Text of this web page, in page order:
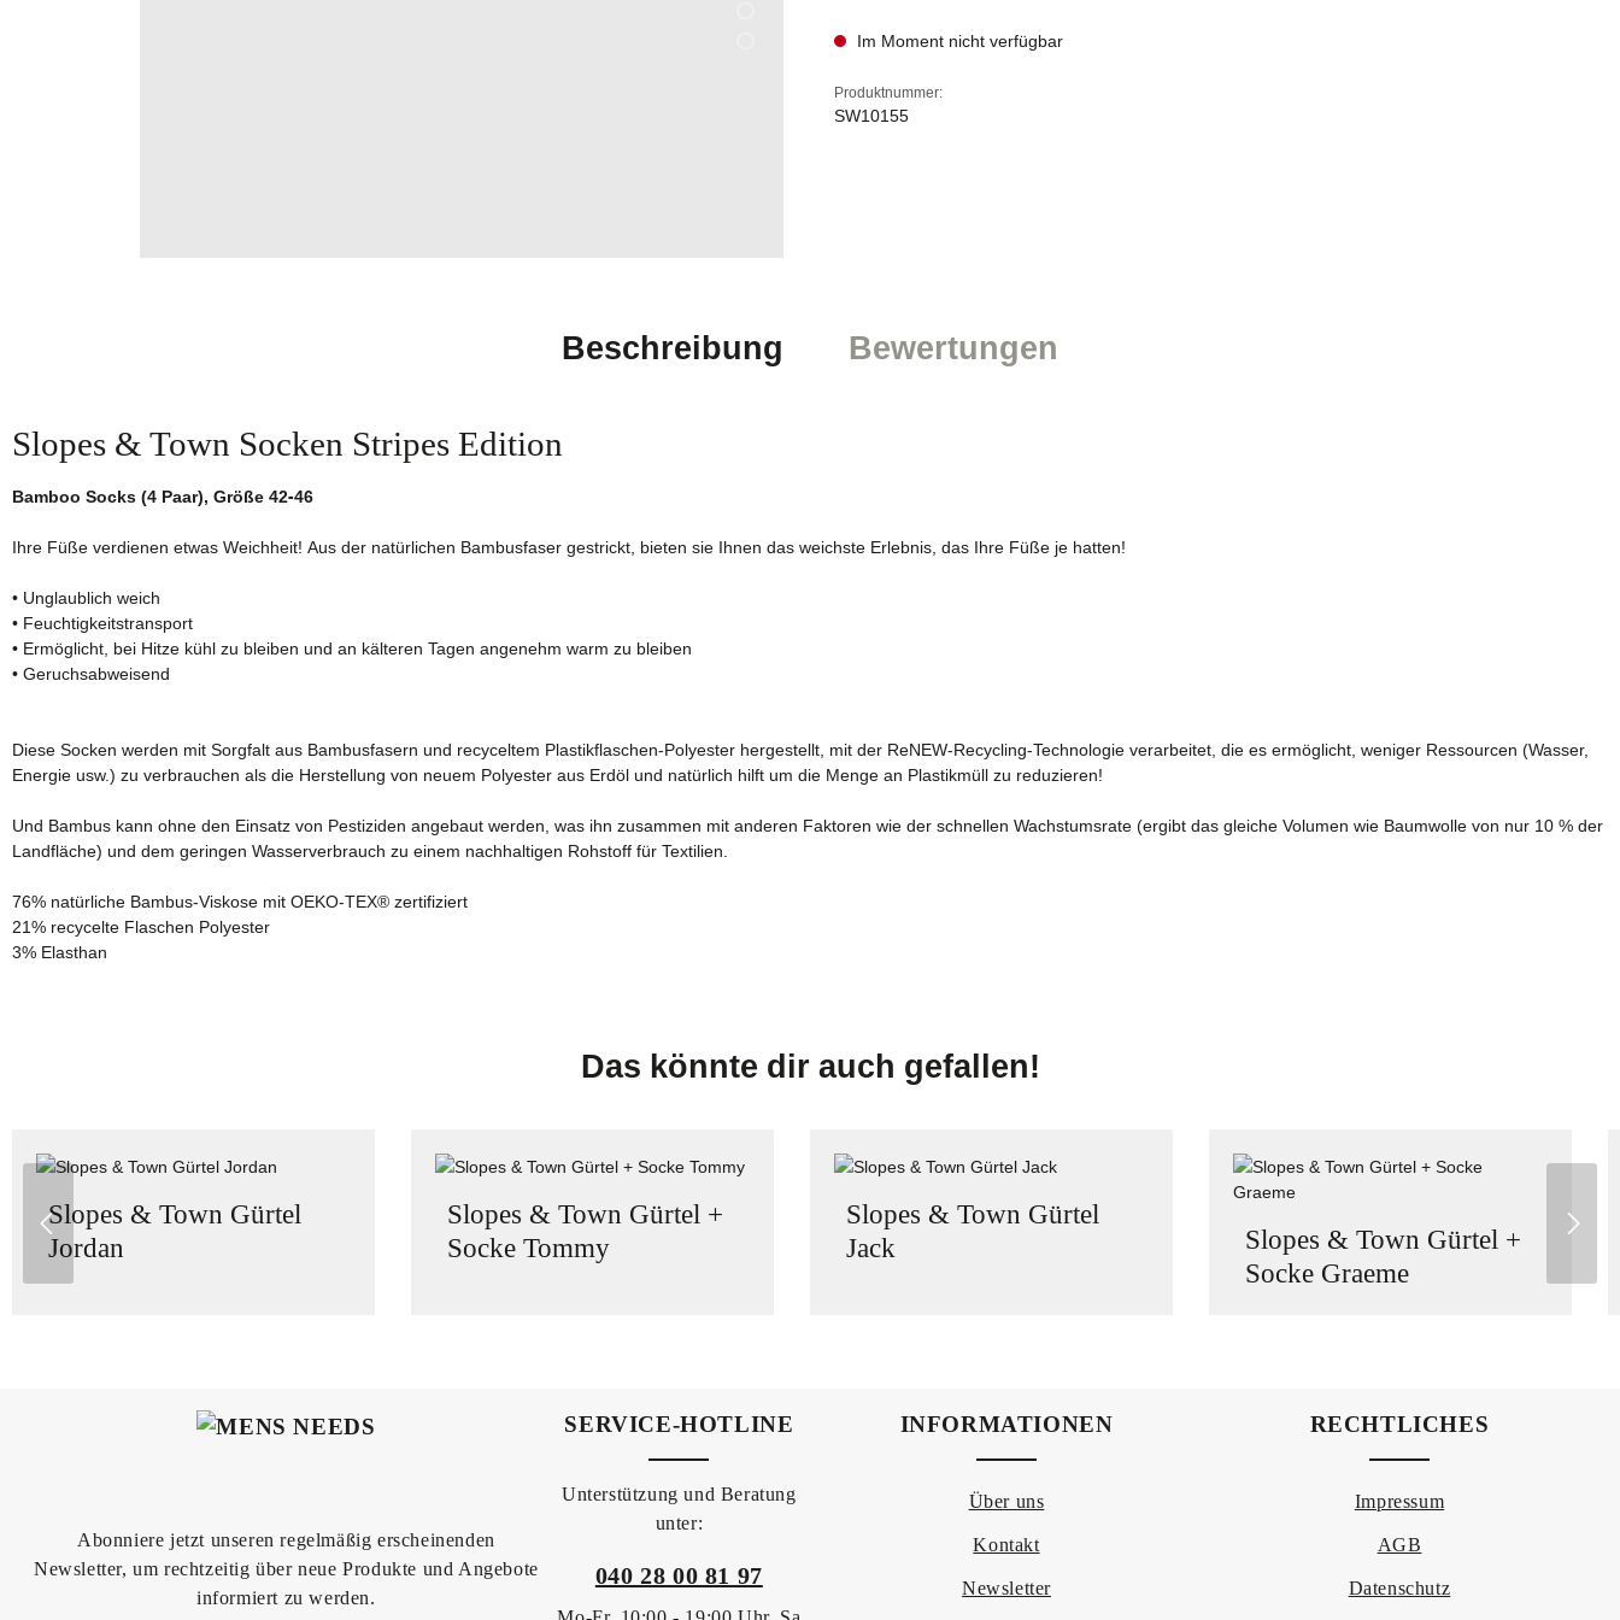
Im Moment nicht verfügbar
Produktnummer:
SW10155
Beschreibung Bewertungen
Slopes & Town Socken Stripes Edition
Bamboo Socks (4 Paar), Größe 42-46
Ihre Füße verdienen etwas Weichheit! Aus der natürlichen Bambusfaser gestrickt, bieten sie Ihnen das weichste Erlebnis, das Ihre Füße je hatten!
• Unglaublich weich
• Feuchtigkeitstransport
• Ermöglicht, bei Hitze kühl zu bleiben und an kälteren Tagen angenehm warm zu bleiben
• Geruchsabweisend
Diese Socken werden mit Sorgfalt aus Bambusfasern und recyceltem Plastikflaschen-Polyester hergestellt, mit der ReNEW-Recycling-Technologie verarbeitet, die es ermöglicht, weniger Ressourcen (Wasser,
Energie usw.) zu verbrauchen als die Herstellung von neuem Polyester aus Erdöl und natürlich hilft um die Menge an Plastikmüll zu reduzieren!
Und Bambus kann ohne den Einsatz von Pestiziden angebaut werden, was ihn zusammen mit anderen Faktoren wie der schnellen Wachstumsrate (ergibt das gleiche Volumen wie Baumwolle von nur 10 % der
Landfläche) und dem geringen Wasserverbrauch zu einem nachhaltigen Rohstoff für Textilien.
76% natürliche Bambus-Viskose mit OEKO-TEX® zertifiziert
21% recycelte Flaschen Polyester
3% Elasthan
Das könnte dir auch gefallen!
Slopes & Town Gürtel
Jordan
Slopes & Town Gürtel +
Socke Tommy
Slopes & Town Gürtel
Jack
Slopes & Town Gürtel +
Socke Graeme
Abonniere jetzt unseren regelmäßig erscheinenden
Newsletter, um rechtzeitig über neue Produkte und Angebote
informiert zu werden.
SERVICE-HOTLINE
Unterstützung und Beratung
unter:
040 28 00 81 97
INFORMATIONEN
Über uns
Kontakt
Newsletter
RECHTLICHES
Impressum
AGB
Datenschutz